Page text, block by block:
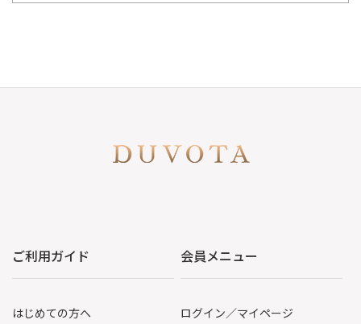
ご利用ガイド
はじめての方へ
会員メニュー
ログイン／マイページ